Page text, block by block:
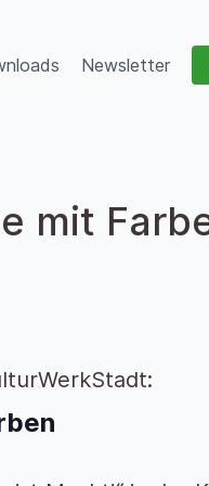
Newsletter
mit